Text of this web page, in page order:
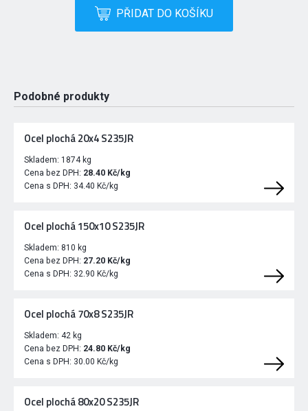
PŘIDAT DO KOŠÍKU
Podobné produkty
Ocel plochá 20x4 S235JR
Skladem: 1874 kg
Cena bez DPH: 28.40 Kč/kg
Cena s DPH: 34.40 Kč/kg
Ocel plochá 150x10 S235JR
Skladem: 810 kg
Cena bez DPH: 27.20 Kč/kg
Cena s DPH: 32.90 Kč/kg
Ocel plochá 70x8 S235JR
Skladem: 42 kg
Cena bez DPH: 24.80 Kč/kg
Cena s DPH: 30.00 Kč/kg
Ocel plochá 80x20 S235JR